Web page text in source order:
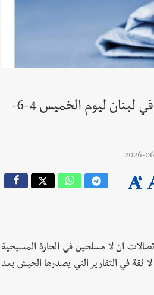
جريدة صيدونيانيوز.نت / أبرز أسرار الصحف المحلية الصادرة في لبنان ليوم الخميس 4-6-
ان لا مسلحين في الحارة المسيحية
ثقة في التقارير التي يصدرها الجيش بعد